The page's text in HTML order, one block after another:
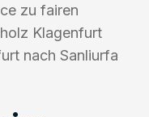
zu fairen
Klagenfurt
nach Sanliurfa